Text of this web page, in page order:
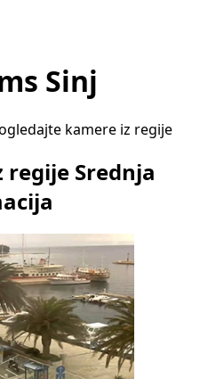
Sinj
kamere iz regije
regije Srednja